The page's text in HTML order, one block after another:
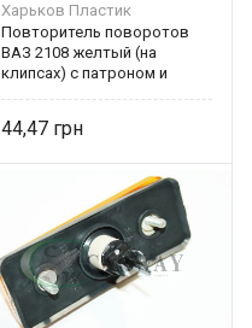
Харьков Пластик
Повторитель поворотов
ВАЗ 2108 желтый (на
клипсах) с патроном и
44,47